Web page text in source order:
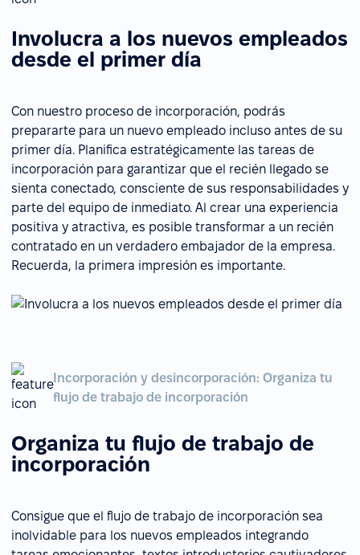
Involucra a los nuevos empleados
desde el primer día
Con nuestro proceso de incorporación, podrás
prepararte para un nuevo empleado incluso antes de su
primer día. Planifica estratégicamente las tareas de
incorporación para garantizar que el recién llegado se
sienta conectado, consciente de sus responsabilidades y
parte del equipo de inmediato. Al crear una experiencia
positiva y atractiva, es posible transformar a un recién
contratado en un verdadero embajador de la empresa.
Recuerda, la primera impresión es importante.
Incorporación y desincorporación: Organiza tu
flujo de trabajo de incorporación
Organiza tu flujo de trabajo de
incorporación
Consigue que el flujo de trabajo de incorporación sea
inolvidable para los nuevos empleados integrando